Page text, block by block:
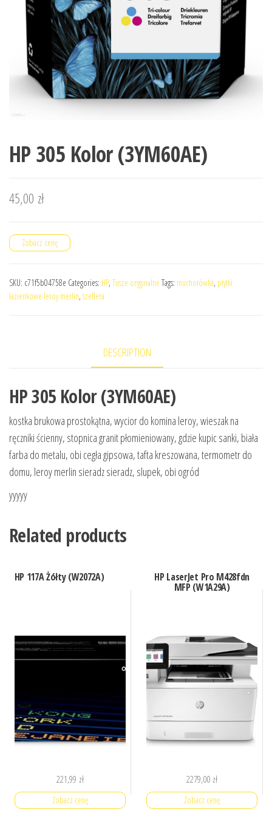
HP 305 Kolor (3YM60AE)
45,00 zł
Zobacz cenę
SKU: c71f5b04758e Categories: HP, Tusze oryginalne Tags: muchołówka, płytki
łazienkowe leroy merlin, szeflera
DESCRIPTION
HP 305 Kolor (3YM60AE)
kostka brukowa prostokątna, wycior do komina leroy, wieszak na
ręczniki ścienny, stopnica granit płomieniowany, gdzie kupic sanki, biała
farba do metalu, obi cegła gipsowa, tafta kreszowana, termometr do
domu, leroy merlin sieradz sieradz, slupek, obi ogród
yyyyy
Related products
HP 117A Żółty (W2072A)
221,99 zł
Zobacz cenę
HP LaserJet Pro M428fdn
MFP (W1A29A)
2279,00 zł
Zobacz cenę